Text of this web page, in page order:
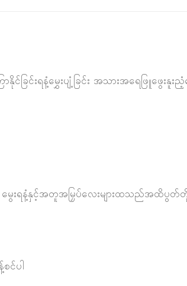
ခြင်းရနံ့မွှေးပျံ့ခြင်း အသားအရေဖြူဖွေး
ရနံ့နှင့်အတူအမြှပ်လေးများထသည်အထိပွတ်တို
င်ပါ